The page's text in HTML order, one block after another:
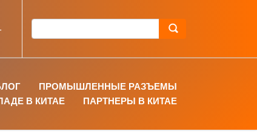
ПРОМЫШЛЕННЫЕ РАЗЪЕМЫ
В КИТАЕ
ПАРТНЕРЫ В КИТАЕ